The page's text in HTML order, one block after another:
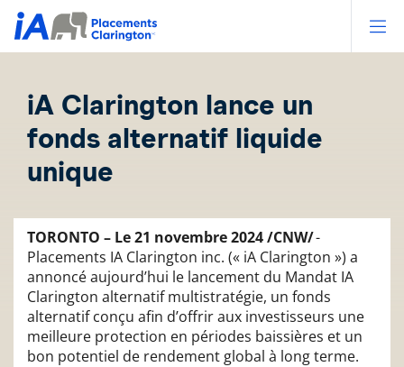
iA Clarington lance un
fonds alternatif liquide
unique
TORONTO – Le 21 novembre 2024 /CNW/-
Placements IA Clarington inc. (« iA Clarington ») a
annoncé aujourd’hui le lancement du Mandat IA
Clarington alternatif multistratégie, un fonds
alternatif conçu afin d’offrir aux investisseurs une
meilleure protection en périodes baissières et un
bon potentiel de rendement global à long terme.